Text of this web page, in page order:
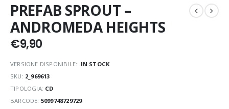
PREFAB SPROUT –
ANDROMEDA HEIGHTS
€9,90
VERSIONE DISPONIBILE:: IN STOCK
SKU: 2_969613
TIPOLOGIA: CD
BARCODE: 5099748729729